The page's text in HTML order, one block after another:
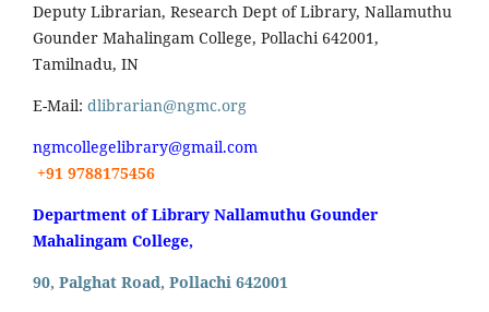
Deputy Librarian, Research Dept of Library, Nallamuthu
Gounder Mahalingam College, Pollachi 642001,
Tamilnadu, IN
E-Mail: dlibrarian@ngmc.org
ngmcollegelibrary@gmail.com
+91 9788175456
Department of Library Nallamuthu Gounder
Mahalingam College,
90, Palghat Road, Pollachi 642001